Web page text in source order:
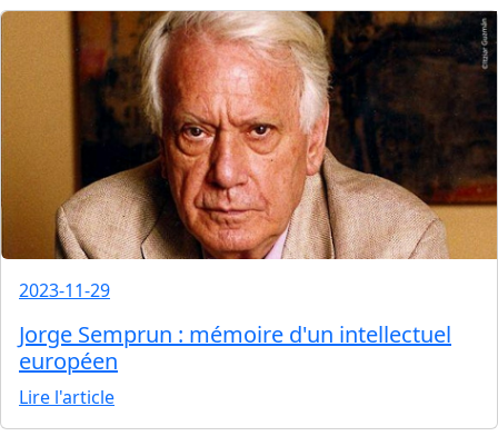
2023-11-29
Jorge Semprun : mémoire d'un intellectuel
européen
Lire l'article